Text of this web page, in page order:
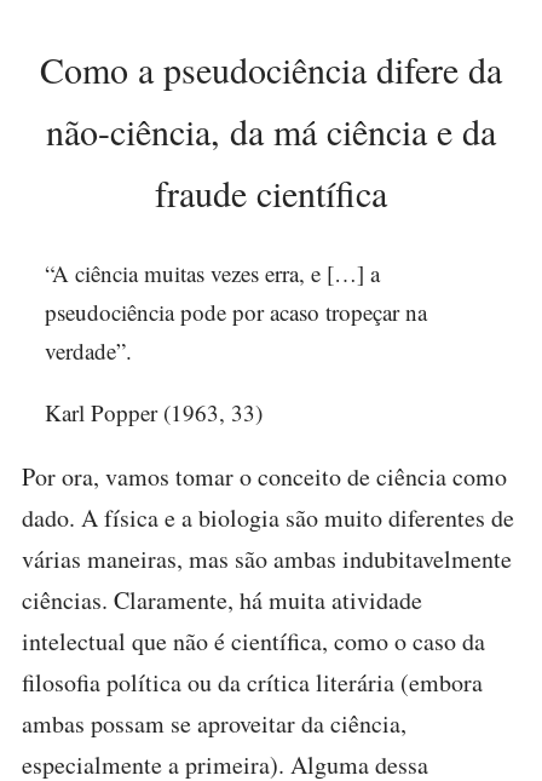
Como a pseudociência difere da
não-ciência, da má ciência e da
fraude científica
“A ciência muitas vezes erra, e […] a
pseudociência pode por acaso tropeçar na
verdade”.
Karl Popper (1963, 33)
Por ora, vamos tomar o conceito de ciência como
dado. A física e a biologia são muito diferentes de
várias maneiras, mas são ambas indubitavelmente
ciências. Claramente, há muita atividade
intelectual que não é científica, como o caso da
filosofia política ou da crítica literária (embora
ambas possam se aproveitar da ciência,
especialmente a primeira). Alguma dessa